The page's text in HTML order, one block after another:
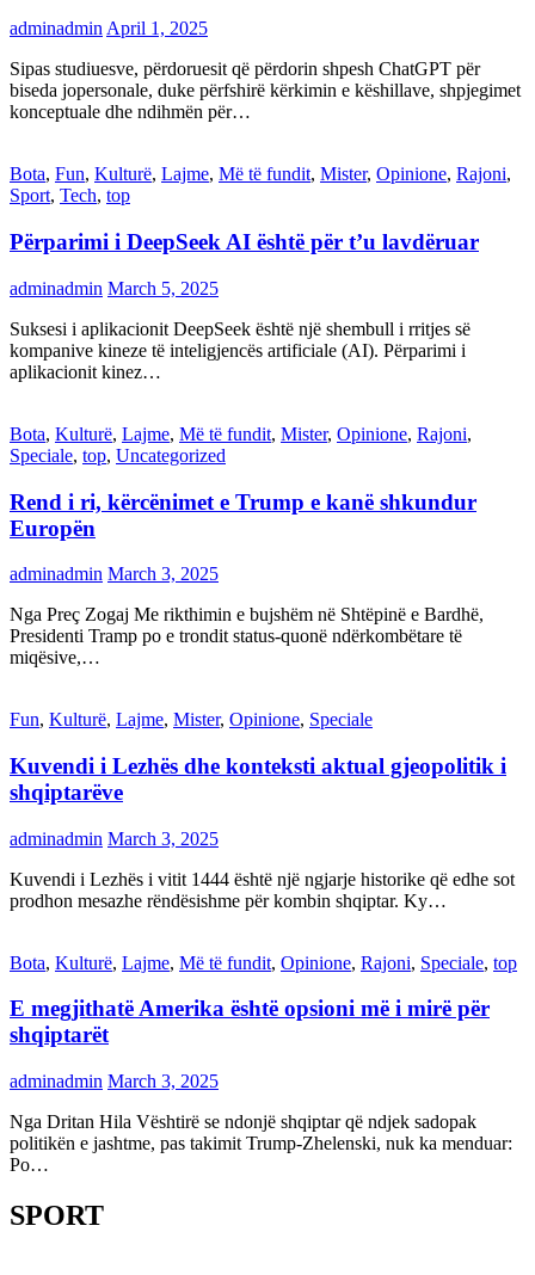
adminadmin April 1, 2025
Sipas studiuesve, përdoruesit që përdorin shpesh ChatGPT për
biseda jopersonale, duke përfshirë kërkimin e këshillave, shpjegimet
konceptuale dhe ndihmën për…
Bota, Fun, Kulturë, Lajme, Më të fundit, Mister, Opinione, Rajoni,
Sport, Tech, top
Përparimi i DeepSeek AI është për t’u lavdëruar
adminadmin March 5, 2025
Suksesi i aplikacionit DeepSeek është një shembull i rritjes së
kompanive kineze të inteligjencës artificiale (AI). Përparimi i
aplikacionit kinez…
Bota, Kulturë, Lajme, Më të fundit, Mister, Opinione, Rajoni,
Speciale, top, Uncategorized
Rend i ri, kërcënimet e Trump e kanë shkundur
Europën
adminadmin March 3, 2025
Nga Preç Zogaj Me rikthimin e bujshëm në Shtëpinë e Bardhë,
Presidenti Tramp po e trondit status-quonë ndërkombëtare të
miqësive,…
Fun, Kulturë, Lajme, Mister, Opinione, Speciale
Kuvendi i Lezhës dhe konteksti aktual gjeopolitik i
shqiptarëve
adminadmin March 3, 2025
Kuvendi i Lezhës i vitit 1444 është një ngjarje historike që edhe sot
prodhon mesazhe rëndësishme për kombin shqiptar. Ky…
Bota, Kulturë, Lajme, Më të fundit, Opinione, Rajoni, Speciale, top
E megjithatë Amerika është opsioni më i mirë për
shqiptarët
adminadmin March 3, 2025
Nga Dritan Hila Vështirë se ndonjë shqiptar që ndjek sadopak
politikën e jashtme, pas takimit Trump-Zhelenski, nuk ka menduar:
Po…
SPORT